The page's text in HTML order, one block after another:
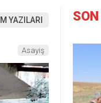
YAZILARI
Asayiş